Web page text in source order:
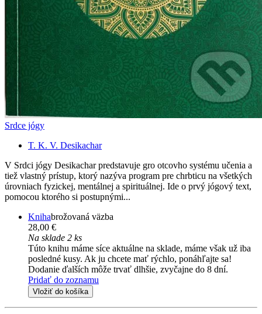
Srdce jógy
T. K. V. Desikachar
V Srdci jógy Desikachar predstavuje gro otcovho systému učenia a
tiež vlastný prístup, ktorý nazýva program pre chrbticu na všetkých
úrovniach fyzickej, mentálnej a spirituálnej. Ide o prvý jógový text,
pomocou ktorého si postupnými...
Knihabrožovaná väzba
28,00 €
Na sklade 2 ks
Túto knihu máme síce aktuálne na sklade, máme však už iba
posledné kusy. Ak ju chcete mať rýchlo, ponáhľajte sa!
Dodanie ďalších môže trvať dlhšie, zvyčajne do 8 dní.
Pridať do zoznamu
Vložiť do košíka